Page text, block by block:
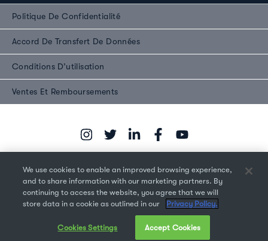
Politique De Confidentialité
Accord De Transfert De Données
Conditions D’utilisation
Ventes Et Remboursements
Droit d'auteur © 2026 Monotype Imaging Inc. Tous droits
réservés.
We use cookies to enable an improved browsing experience,
and to share information with our marketing partners. By
continuing to access the website, you agree that we will
store data in a cookie as outlined in our
Privacy Policy.
Cookies Settings Accept Cookies